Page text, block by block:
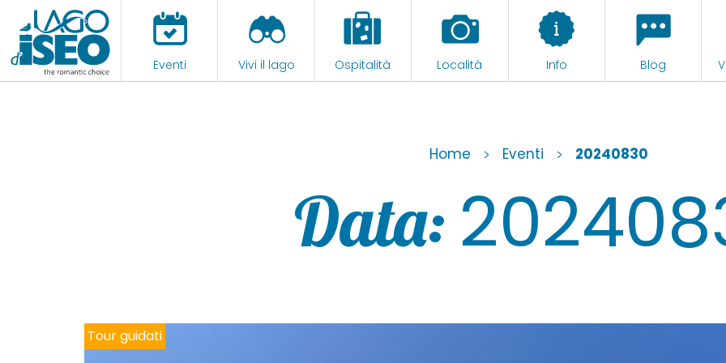
Eventi Vivi il lago Ospitalità Località Info Blog
Home > Eventi > 20240830
Data:
Tour guidati